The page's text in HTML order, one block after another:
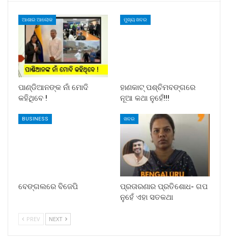
ଆଶାର ଆଲୋକ
ପାଣ୍ଡିଆନଙ୍କ ନାଁ ମୋଦି
କହିଥିବେ !
ମୁଖ୍ୟ ଖବର
ହାଣକାଟ୍‌ ପଶ୍ଚିମବଙ୍ଗରେ
ନୂଆ କଥା ନୁହେଁ!!!
BUSINESS
ବେଙ୍ଗଲରେ ବିଜେପି
ଖବର
ପ୍ରତାରଣାର ପ୍ରତିଶୋଧ- ଗପ
ନୁହେଁ ଏହା ସତକଥା
PREV NEXT